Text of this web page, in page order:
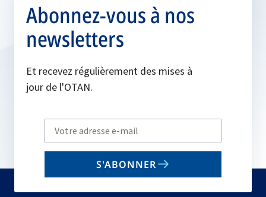
Abonnez-vous à nos
newsletters
Et recevez régulièrement des mises à
jour de l'OTAN.
Write
your
email
S'ABONNER